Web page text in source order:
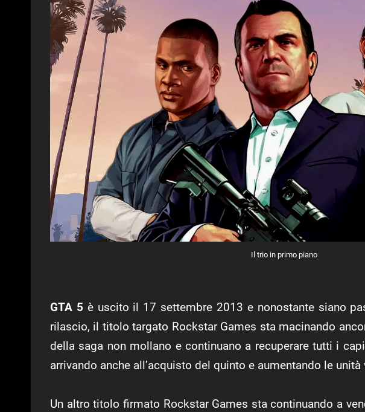
Il trio in primo piano
GTA 5 è uscito il 17 settembre 2013 e nonostante siano
rilascio, il titolo targato Rockstar Games sta macinando
della saga non mollano e continuano a recuperare tutti i
arrivando anche all’acquisto del quinto e aumentando le unità
Un altro titolo firmato Rockstar Games sta continuando a